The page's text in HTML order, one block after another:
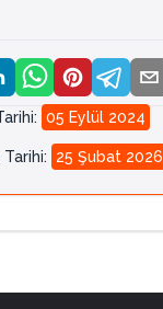
: 05 Eylül 2024
: 25 Şubat 2026